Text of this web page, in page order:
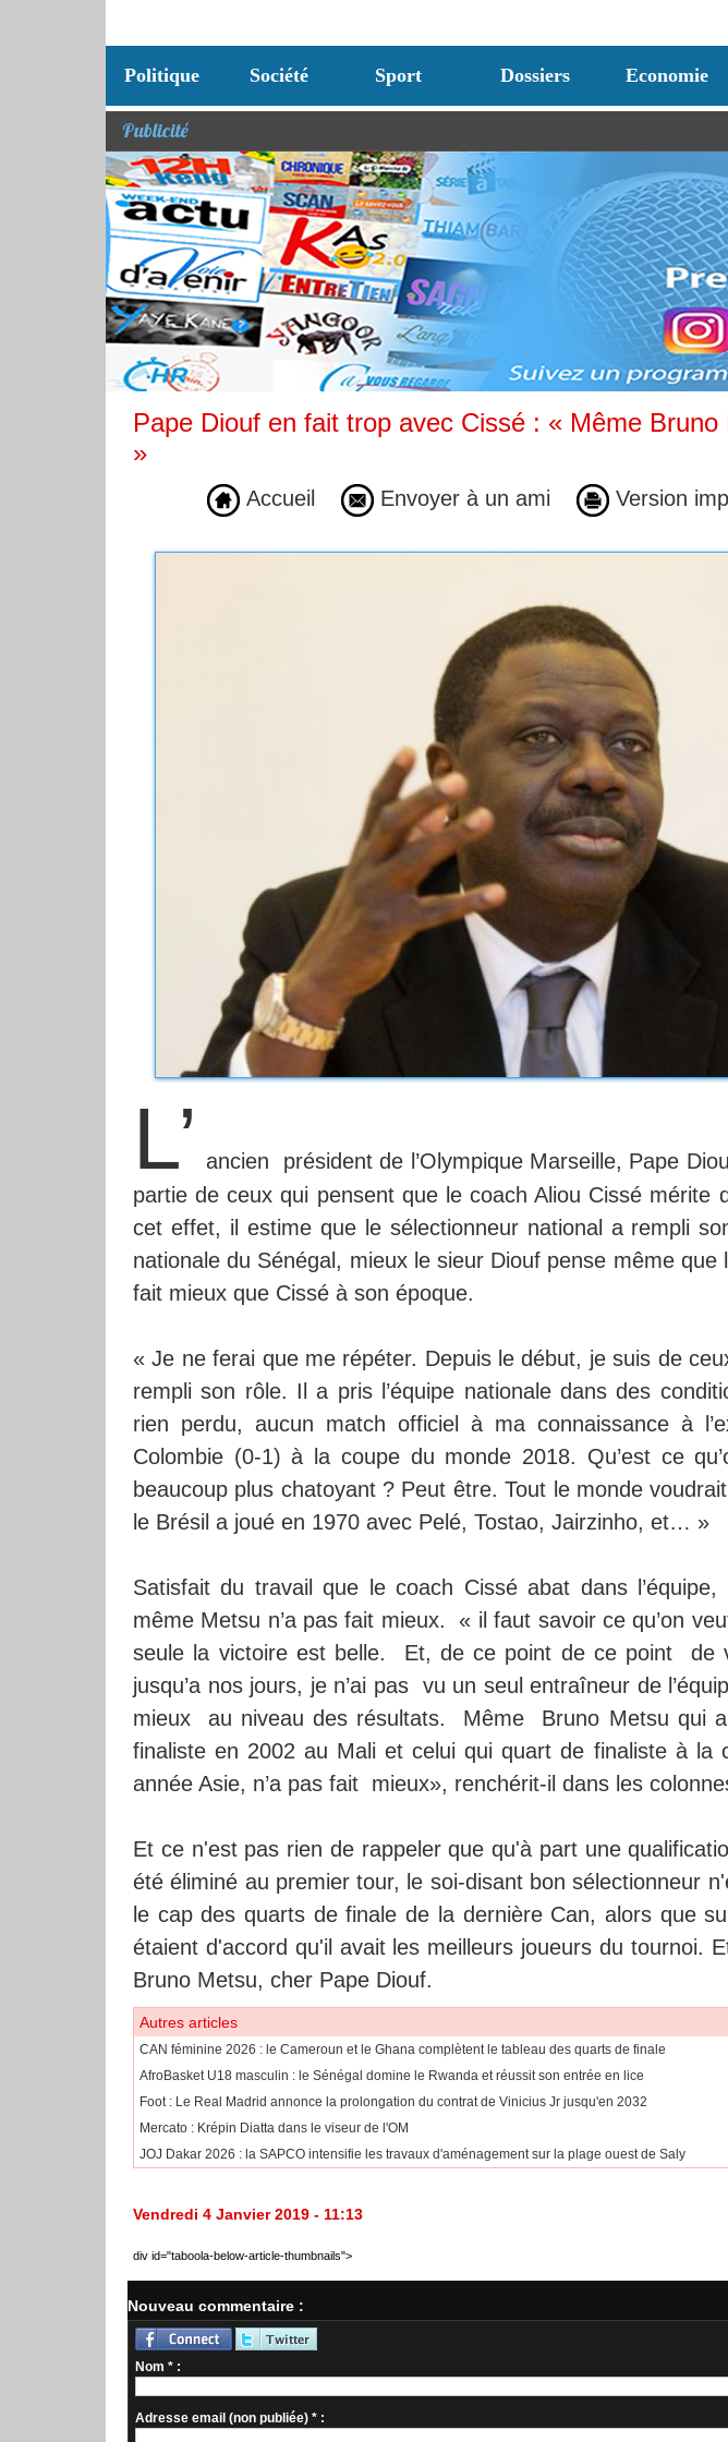
Politique Société Sport Dossiers Economie
Publicité
Pape Diouf en fait trop avec Cissé : « Même Bruno
»
Accueil Envoyer à un ami Version
L’ ancien président de l’Olympique Marseille, Pape
partie de ceux qui pensent que le coach Aliou Cissé mérite
cet effet, il estime que le sélectionneur national a rempli
nationale du Sénégal, mieux le sieur Diouf pense même que
fait mieux que Cissé à son époque.
« Je ne ferai que me répéter. Depuis le début, je suis de
rempli son rôle. Il a pris l’équipe nationale dans des
rien perdu, aucun match officiel à ma connaissance à
Colombie (0-1) à la coupe du monde 2018. Qu’est ce
beaucoup plus chatoyant ? Peut être. Tout le monde
le Brésil a joué en 1970 avec Pelé, Tostao, Jairzinho, et… »
Satisfait du travail que le coach Cissé abat dans
même Metsu n’a pas fait mieux. « il faut savoir ce qu’on
seule la victoire est belle. Et, de ce point de ce point de
jusqu’a nos jours, je n’ai pas vu un seul entraîneur de
mieux au niveau des résultats. Même Bruno Metsu qui a
finaliste en 2002 au Mali et celui qui quart de finaliste à la
année Asie, n’a pas fait mieux», renchérit-il dans les
Et ce n'est pas rien de rappeler que qu'à part une
été éliminé au premier tour, le soi-disant bon sélectionneur
le cap des quarts de finale de la dernière Can, alors que
étaient d'accord qu'il avait les meilleurs joueurs du tournoi.
Bruno Metsu, cher Pape Diouf.
Autres articles
CAN féminine 2026 : le Cameroun et le Ghana complètent le tableau des quarts de finale
AfroBasket U18 masculin : le Sénégal domine le Rwanda et réussit son entrée en lice
Foot : Le Real Madrid annonce la prolongation du contrat de Vinicius Jr jusqu'en 2032
Mercato : Krépin Diatta dans le viseur de l'OM
JOJ Dakar 2026 : la SAPCO intensifie les travaux d'aménagement sur la plage ouest de Saly
Vendredi 4 Janvier 2019 - 11:13
div id="taboola-below-article-thumbnails">
Nouveau commentaire :
Nom * :
Adresse email (non publiée) * :